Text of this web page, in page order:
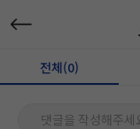
전체(0)
댓글을 작성해주세